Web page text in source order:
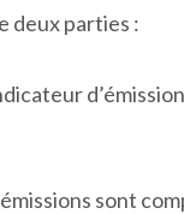
deux parties :
sont